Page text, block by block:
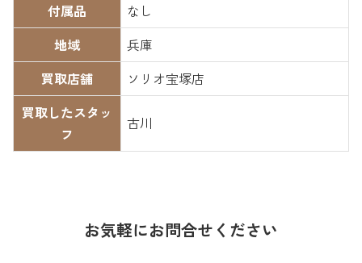
付属品
なし
地域
兵庫
買取店舗
ソリオ宝塚店
買取したスタッ
フ
古川
お気軽にお問合せください